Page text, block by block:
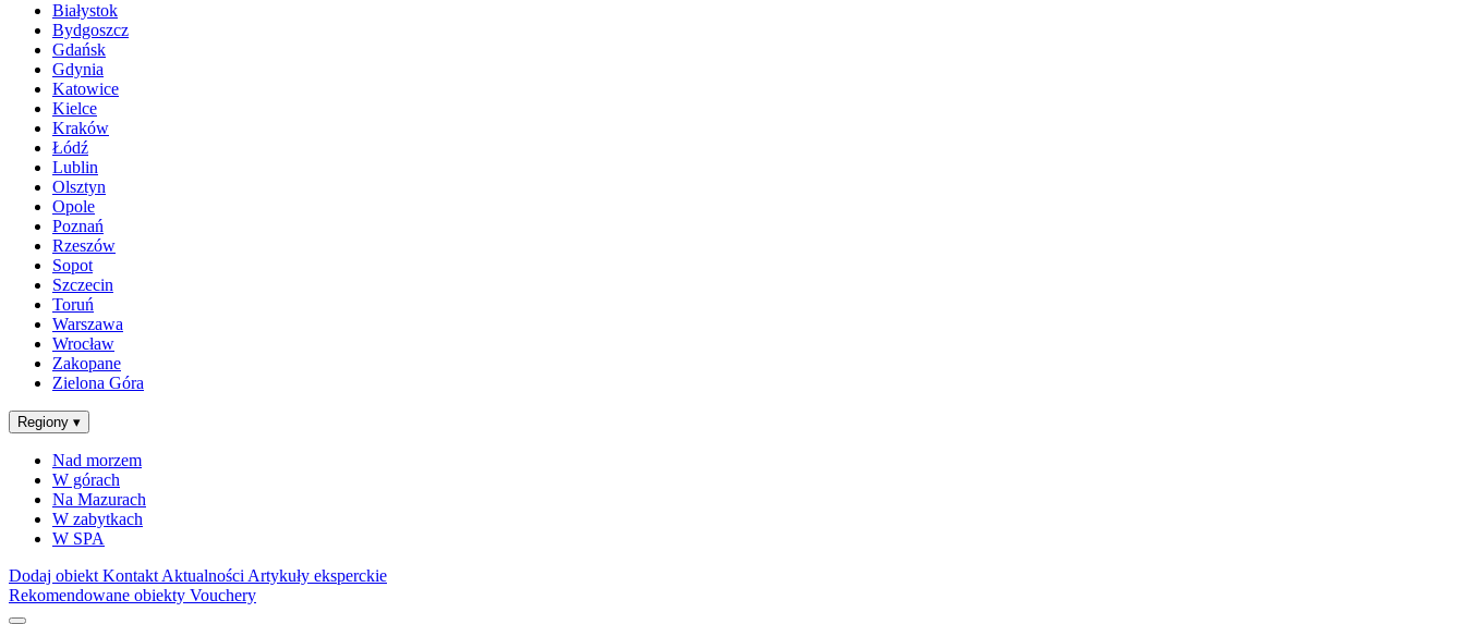
Białystok
Bydgoszcz
Gdańsk
Gdynia
Katowice
Kielce
Kraków
Łódź
Lublin
Olsztyn
Opole
Poznań
Rzeszów
Sopot
Szczecin
Toruń
Warszawa
Wrocław
Zakopane
Zielona Góra
Regiony ▾
Nad morzem
W górach
Na Mazurach
W zabytkach
W SPA
Dodaj obiekt Kontakt Aktualności Artykuły eksperckie
Rekomendowane obiekty Vouchery